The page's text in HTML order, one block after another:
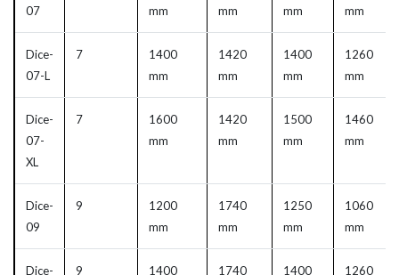
07 mm mm mm mm
Dice-
07-L
7
1400
mm
1420
mm
1400
mm
1260
mm
Dice-
07-
XL
7
1600
mm
1420
mm
1500
mm
1460
mm
Dice-
09
9
1200
mm
1740
mm
1250
mm
1060
mm
Dice-
9
1400
1740
1400
1260